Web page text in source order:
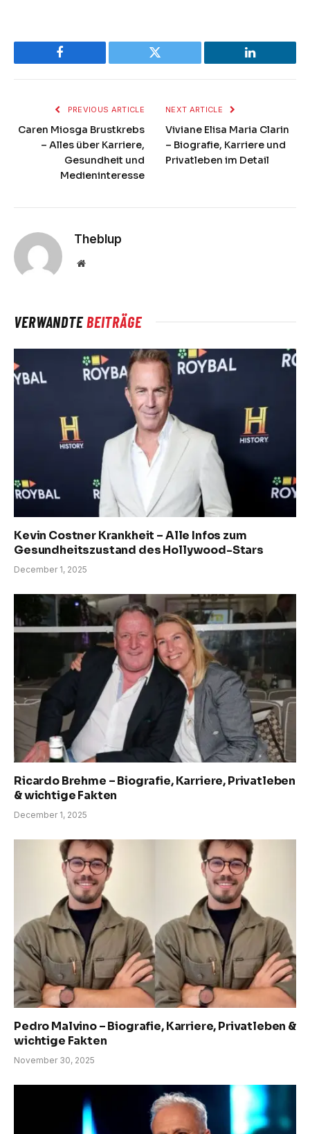
Facebook Twitter LinkedIn
PREVIOUS ARTICLE
Caren Miosga Brustkrebs
– Alles über Karriere,
Gesundheit und
Medieninteresse
NEXT ARTICLE
Viviane Elisa Maria Clarin
– Biografie, Karriere und
Privatleben im Detail
Theblup
Website
VERWANDTEBEITRÄGE
Kevin Costner Krankheit – Alle Infos zum
Gesundheitszustand des Hollywood-Stars
December 1, 2025
Ricardo Brehme – Biografie, Karriere, Privatleben
& wichtige Fakten
December 1, 2025
Pedro Malvino – Biografie, Karriere, Privatleben &
wichtige Fakten
November 30, 2025